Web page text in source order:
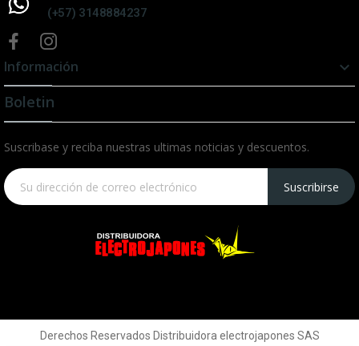
(+57) 3148884237
Información

Boletin
Suscribase y reciba nuestras ultimas noticias y descuentos.
Suscribirse
Derechos Reservados Distribuidora electrojapones SAS